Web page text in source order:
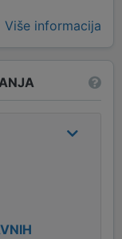
Više informacija